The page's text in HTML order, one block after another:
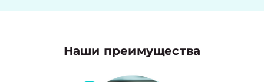
Наши преимущества